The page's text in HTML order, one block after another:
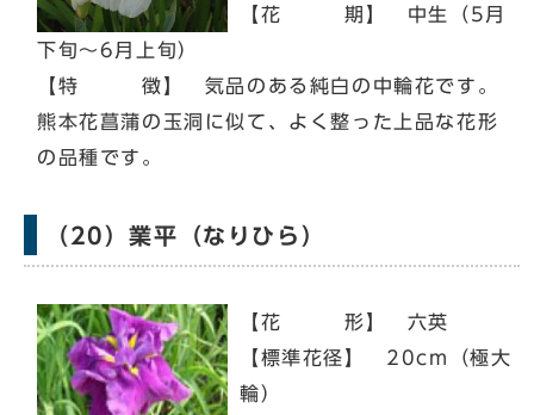
【花 期】 中生（5月
下旬～6月上旬）
【特 徴】 気品のある純白の中輪花です。
熊本花菖蒲の玉洞に似て、よく整った上品な花形
の品種です。
（20）業平（なりひら）
【花 形】 六英
【標準花径】 20cm（極大
輪）